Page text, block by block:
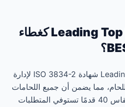
لماذا تختار Leading Top Union كغطاء
تحمل شركة Leading Top Union شهادة ISO 3834-2 لإدارة
مما يضمن أن جميع اللحامات
الهيكلية في غلاف BESS مقاس 40 قدمًا تستوفي المتطلبات